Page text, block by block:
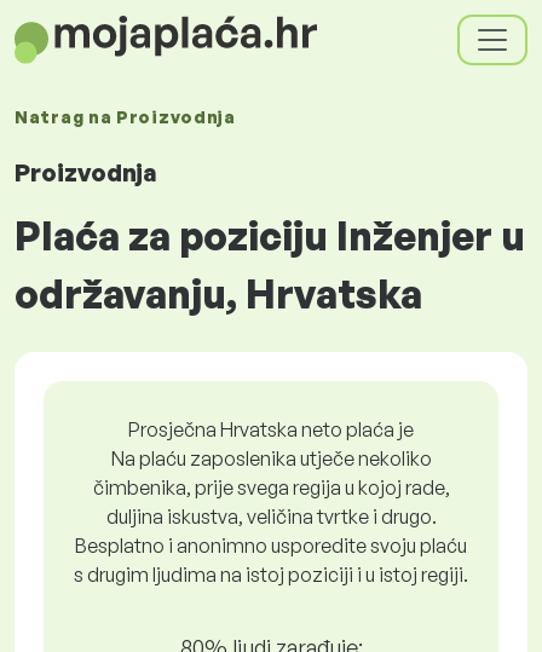
Natrag na Proizvodnja
Proizvodnja
Plaća za poziciju Inženjer u
održavanju, Hrvatska
Prosječna Hrvatska neto plaća je
Na plaću zaposlenika utječe nekoliko
čimbenika, prije svega regija u kojoj rade,
duljina iskustva, veličina tvrtke i drugo.
Besplatno i anonimno usporedite svoju plaću
s drugim ljudima na istoj poziciji i u istoj regiji.
80% ljudi zarađuje: